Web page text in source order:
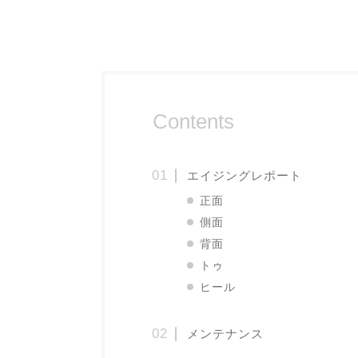
Contents
エイジングレポート
正面
側面
背面
トゥ
ヒール
メンテナンス